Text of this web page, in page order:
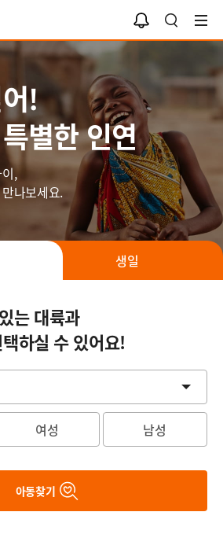
검
색
알
림
함
연
!
별한 인연
,
나보세요.
는 대륙과
하실 수 있어요!
여성 남성
아동찾기
생일